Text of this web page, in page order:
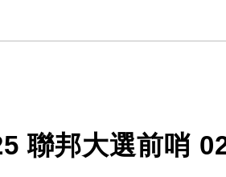
聯邦大選前哨